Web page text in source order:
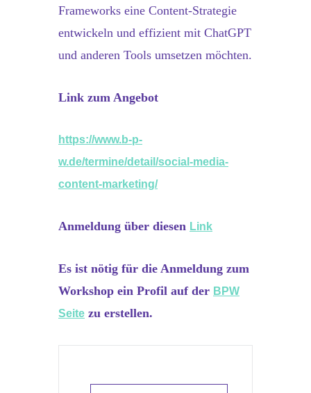
Frameworks eine Content-Strategie
entwickeln und effizient mit ChatGPT
und anderen Tools umsetzen möchten.
Link zum Angebot
https://www.b-p-
w.de/termine/detail/social-media-
content-marketing/
Anmeldung über diesen Link
Es ist nötig für die Anmeldung zum
Workshop ein Profil auf der BPW
Seite zu erstellen.